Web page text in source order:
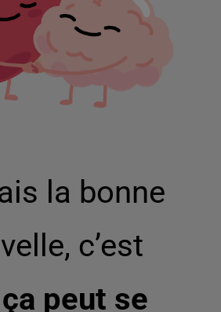
la bonne
c’est
ça peut se